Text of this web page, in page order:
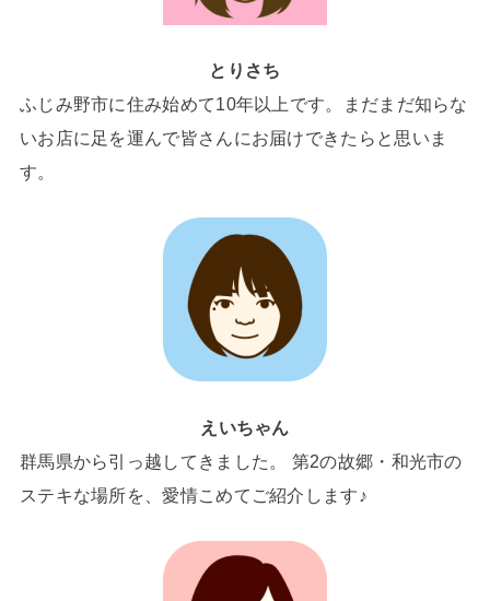
とりさち
ふじみ野市に住み始めて10年以上です。まだまだ知らな
いお店に足を運んで皆さんにお届けできたらと思いま
す。
えいちゃん
群馬県から引っ越してきました。 第2の故郷・和光市の
ステキな場所を、愛情こめてご紹介します♪